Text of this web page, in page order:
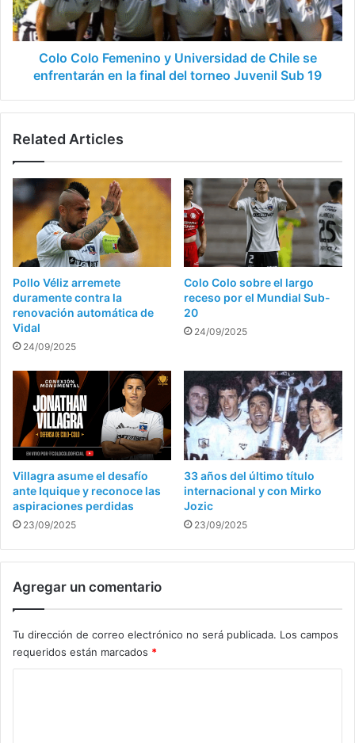
Chile
se
enfrentarán
del
Juvenil
Colo Colo Femenino y Universidad de Chile se
enfrentarán en la final del torneo Juvenil Sub 19
Related Articles
Pollo Véliz arremete
duramente contra la
renovación automática de
Vidal
24/09/2025
Colo Colo sobre el largo
receso por el Mundial Sub-
20
24/09/2025
Villagra asume el desafío
ante Iquique y reconoce las
aspiraciones perdidas
23/09/2025
33 años del último título
internacional y con Mirko
Jozic
23/09/2025
Agregar un comentario
Tu dirección de correo electrónico no será publicada. Los campos
requeridos están marcados *